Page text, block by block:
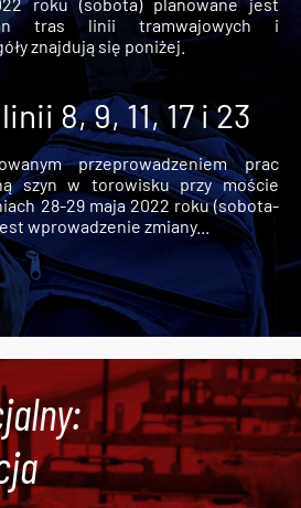
tras linii tramwajowych i
znajdują się poniżej.
8, 9, 11, 17 i 23
przeprowadzeniem prac
szyn w torowisku przy moście
28-29 maja 2022 roku (sobota-
wprowadzenie zmiany...